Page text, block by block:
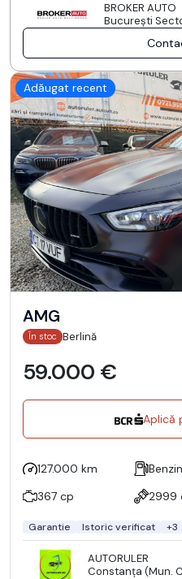
BROKER AUTO
Bucureşti
Adăugat recent
AMG
În stoc Berlină
59.000 €
Aplică
127.000 km
367 cp
2999
Garantie Istoric verificat +3
AUTORULER
Constanţa (Mun.